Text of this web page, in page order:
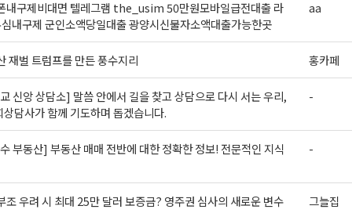
내구제비대면 텔레그램 the_usim 50만원모바일급전대출 라
내구제 군인소액당일대출 광양시신불자소액대출가능한곳
aa
재벌 트럼프를 만든 풍수지리 홍카페
신앙 상담소] 말씀 안에서 길을 찾고 상담으로 다시 서는 우리,
담사가 함께 기도하며 돕겠습니다.
-
부동산] 부동산 매매 전반에 대한 정확한 정보! 전문적인 지식 -
조 우려 시 최대 25만 달러 보증금? 영주권 심사의 새로운 변수 그늘집
WA, 98026, US, https://wowseattle.com. You can revoke your consent to receive
link, found at the bottom of every email.Emails are serviced by
오레곤K 뉴스레터 구독하기!